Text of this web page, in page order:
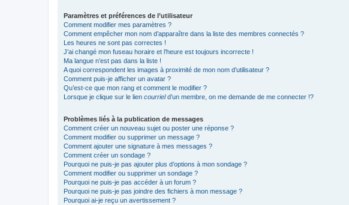
Paramètres et préférences de l’utilisateur
Comment modifier mes paramètres ?
Comment empêcher mon nom d’apparaître dans la liste des membres connectés ?
Les heures ne sont pas correctes !
J’ai changé mon fuseau horaire et l’heure est toujours incorrecte !
Ma langue n’est pas dans la liste !
A quoi correspondent les images à proximité de mon nom d’utilisateur ?
Comment puis-je afficher un avatar ?
Qu’est-ce que mon rang et comment le modifier ?
Lorsque je clique sur le lien courrield’un membre, on me demande de me connecter !?
Problèmes liés à la publication de messages
Comment créer un nouveau sujet ou poster une réponse ?
Comment modifier ou supprimer un message ?
Comment ajouter une signature à mes messages ?
Comment créer un sondage ?
Pourquoi ne puis-je pas ajouter plus d’options à mon sondage ?
Comment modifier ou supprimer un sondage ?
Pourquoi ne puis-je pas accéder à un forum ?
Pourquoi ne puis-je pas joindre des fichiers à mon message ?
Pourquoi ai-je reçu un avertissement ?